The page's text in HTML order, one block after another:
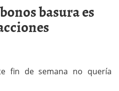
basura es
fin de semana no quería